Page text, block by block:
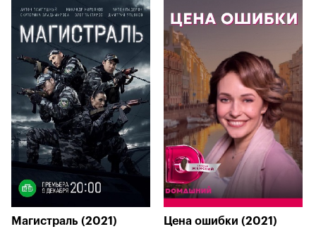
Магистраль (2021) Цена ошибки (2021)